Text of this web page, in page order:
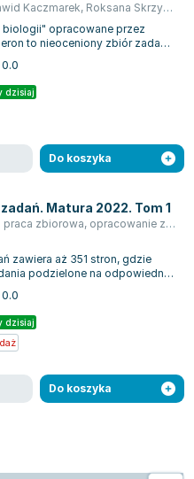
Kaczmarek, Roksana Skrzycka
biologii" opracowane przez
to nieoceniony zbiór zadań
o maturzystach, prag...
0.0
dzisiaj
Do koszyka
Matura 2022. Tom 1
praca zbiorowa, opracowanie zbiorowe
zawiera aż 351 stron, gdzie
podzielone na odpowiednie
tym odpowiedzi...
0.0
dzisiaj
Do koszyka